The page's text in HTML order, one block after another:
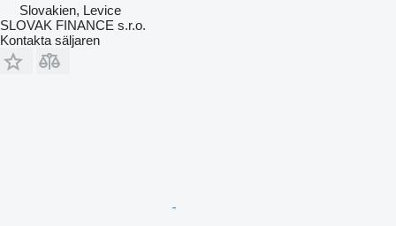
Slovakien, Levice
SLOVAK FINANCE s.r.o.
Kontakta säljaren